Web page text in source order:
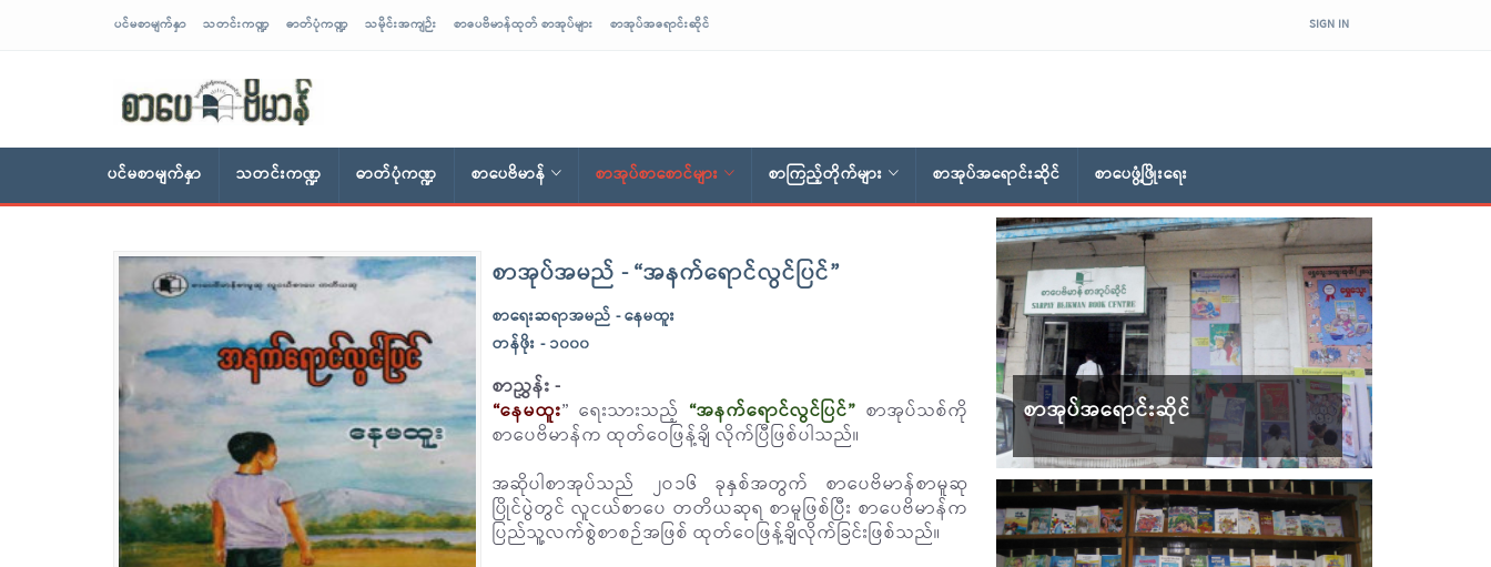
ပင်မစာမျက်နှာ သတင်းကဏ္ဍ ဓာတ်ပုံကဏ္ဍ သမိုင်းအကျဉ်း စာပေဗိမာန်ထုတ် စာအုပ်များ စာအုပ်အရောင်းဆိုင် SIGN IN
ပင်မစာမျက်နှာ သတင်းကဏ္ဍ ဓာတ်ပုံကဏ္ဍ စာပေဗိမာန် စာအုပ်စာစောင်များ စာကြည့်တိုက်များ စာအုပ်အရောင်းဆိုင် စာပေဖွံ့ဖြိုးရေး
စာအုပ်အမည် - “အနက်ရောင်လွင်ပြင်”
စာရေးဆရာအမည် - နေမထူး
တန်ဖိုး - ၁၀၀၀
စာညွှန်း -
“နေမထူး” ရေးသားသည့် “အနက်ရောင်လွင်ပြင်” စာအုပ်သစ်ကို
စာပေဗိမာန်က ထုတ်ဝေဖြန့်ချိ လိုက်ပြီဖြစ်ပါသည်။
အဆိုပါစာအုပ်သည် ၂ဝ၁၆ ခုနှစ်အတွက် စာပေဗိမာန်စာမူဆု
ပြိုင်ပွဲတွင် လူငယ်စာပေ တတိယဆုရ စာမူဖြစ်ပြီး စာပေဗိမာန်က
ပြည်သူ့လက်စွဲစာစဉ်အဖြစ် ထုတ်ဝေဖြန့်ချိလိုက်ခြင်းဖြစ်သည်။
စာအုပ်အရောင်းဆိုင်